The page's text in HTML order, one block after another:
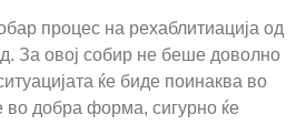
процес на рехаблитиација од
За овој собир не беше доволно
ќе биде поинаква во
во добра форма, сигурно ќе